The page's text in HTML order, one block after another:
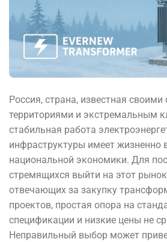
Россия, страна, известная
территориями и экстремальным
стабильная работа
инфраструктуры имеет жизненно
национальной экономики. Для
стремящихся выйти на этот
отвечающих за закупку
проектов, простая опора на
спецификации и низкие цены не
Неправильный выбор может